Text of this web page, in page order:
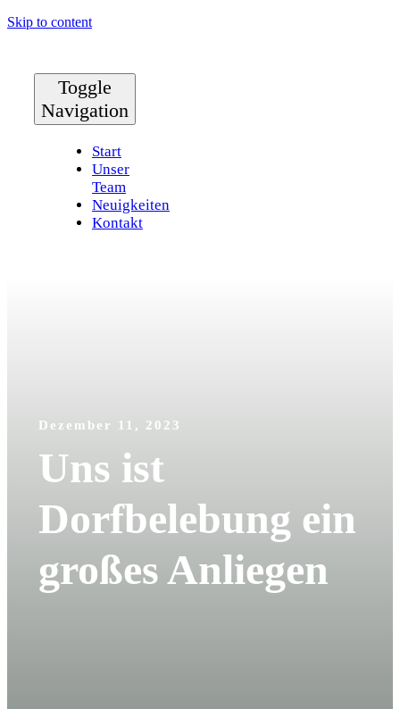
Skip to content
Toggle
Navigation
Start
Unser
Team
Neuigkeiten
Kontakt
Dezember 11, 2023
Uns ist
Dorfbelebung ein
großes Anliegen